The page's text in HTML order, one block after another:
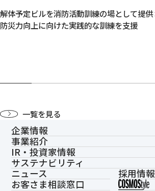
解体予定ビルを消防活動訓練の場として提供
防災力向上に向けた実践的な訓練を支援
一覧を見る
企業情報
事業紹介
IR・投資家情報
サステナビリティ
ニュース
採用情報
お客さま相談窓口